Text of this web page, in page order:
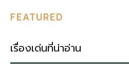
FEATURED
เรื่องเด่นที่น่าอ่าน